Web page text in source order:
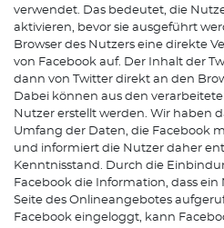
verwendet. Das bedeutet, die
aktivieren, bevor sie ausgeführt
Browser des Nutzers eine direkte
von Facebook auf. Der Inhalt der
dann von Twitter direkt an den
Dabei können aus den
Nutzer erstellt werden. Wir haben
Umfang der Daten, die Facebook
und informiert die Nutzer daher
Kenntnisstand. Durch die
Facebook die Information, dass
Seite des Onlineangebotes
Facebook eingeloggt, kann